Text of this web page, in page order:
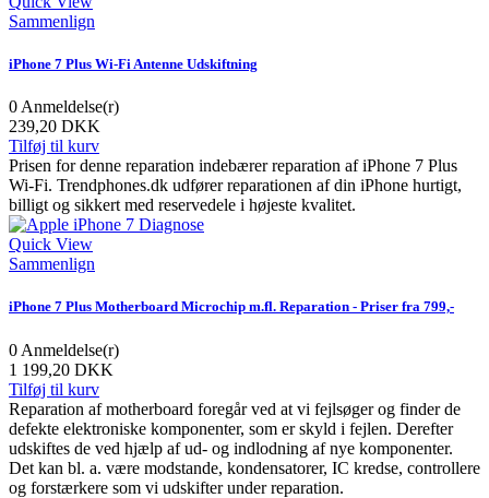
Sammenlign
iPhone 7 Plus Wi-Fi Antenne Udskiftning
0 Anmeldelse(r)
239,20 DKK
Tilføj til kurv
Prisen for denne reparation indebærer reparation af iPhone 7 Plus
Wi-Fi. Trendphones.dk udfører reparationen af din iPhone hurtigt,
billigt og sikkert med reservedele i højeste kvalitet.
Quick View
Sammenlign
iPhone 7 Plus Motherboard Microchip m.fl. Reparation - Priser fra 799,-
0 Anmeldelse(r)
1 199,20 DKK
Tilføj til kurv
Reparation af motherboard foregår ved at vi fejlsøger og finder de
defekte elektroniske komponenter, som er skyld i fejlen. Derefter
udskiftes de ved hjælp af ud- og indlodning af nye komponenter.
Det kan bl. a. være modstande, kondensatorer, IC kredse, controllere
og forstærkere som vi udskifter under reparation.